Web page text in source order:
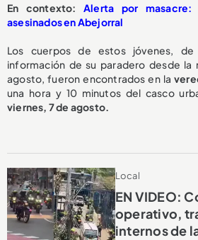
En contexto: Alerta por
asesinados en Abejorral
Los cuerpos de estos jóvenes,
información de su paradero desde la
agosto, fueron encontrados en la
una hora y 10 minutos del casco
viernes, 7 de agosto.
Local
EN VIDEO:
operativo,
internos de